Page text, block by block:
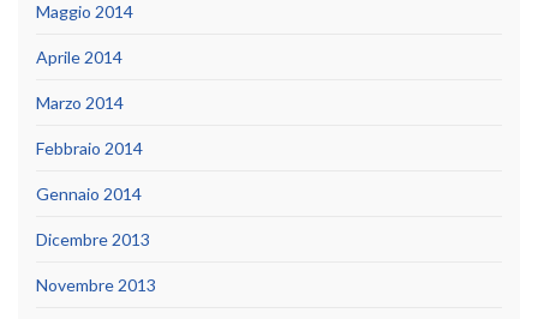
Maggio 2014
Aprile 2014
Marzo 2014
Febbraio 2014
Gennaio 2014
Dicembre 2013
Novembre 2013